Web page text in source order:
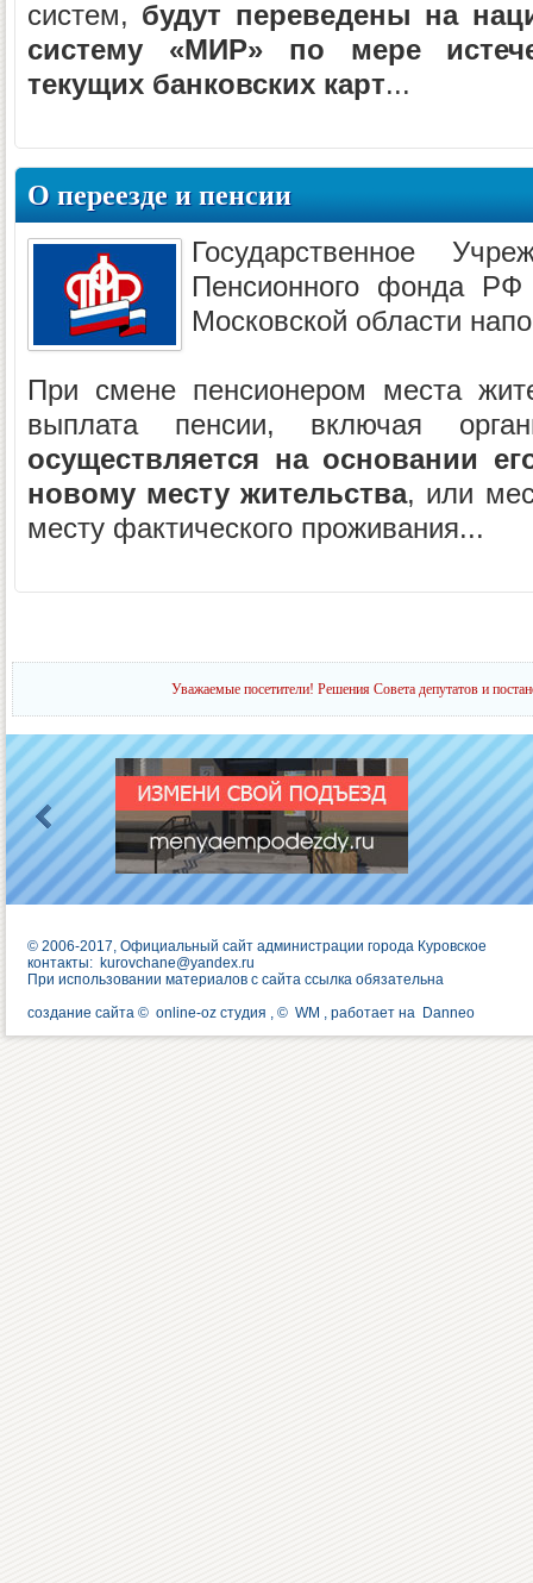
систем, будут переведены на
систему «МИР» по мере
текущих банковских карт...
О переезде и пенсии
Государственное
Пенсионного фонда
Московской области
При смене пенсионером места
выплата пенсии, включая
осуществляется на основании
новому месту жительства, или
месту фактического проживания...
Уважаемые посетители! Решения Совета депутатов и
© 2006-2017, Официальный сайт администрации города Куровское
контакты: kurovchane@yandex.ru
При использовании материалов с сайта ссылка обязательна
создание сайта © online-oz студия , © WM , работает на Danneo